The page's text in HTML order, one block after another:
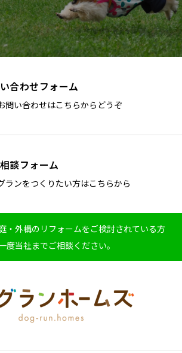
合わせフォーム
問い合わせはこちらからどうぞ
談フォーム
ランをつくりたい方はこちらから
・外構のリフォームをご検討されている方
度当社までご相談ください。